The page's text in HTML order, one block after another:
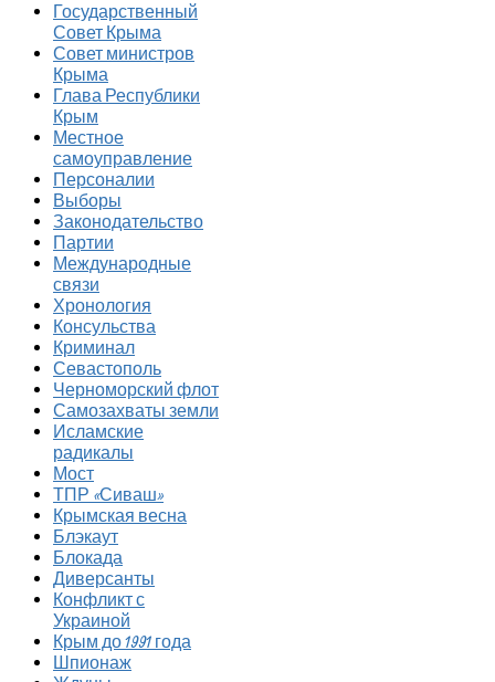
Государственный
Совет Крыма
Совет министров
Крыма
Глава Республики
Крым
Местное
самоуправление
Персоналии
Выборы
Законодательство
Партии
Международные
связи
Хронология
Консульства
Криминал
Севастополь
Черноморский флот
Самозахваты земли
Исламские
радикалы
Мост
ТПР «Сиваш»
Крымская весна
Блэкаут
Блокада
Диверсанты
Конфликт с
Украиной
Крым до 1991 года
Шпионаж